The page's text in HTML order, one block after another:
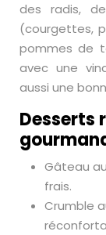
des radis,
(courgettes,
pommes de
avec une
aussi une
Desserts
Gâteau
frais.
Crumble